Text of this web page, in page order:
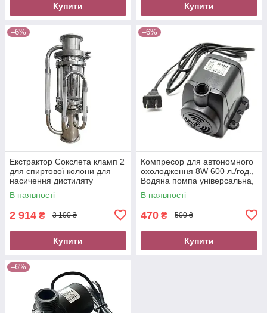
Купити Купити
–6%
Екстрактор Сокслета кламп 2
для спиртової колони для
насичення дистиляту
ароматом
В наявності
2 914 ₴ 3 100 ₴
Купити
–6%
Компресор для автономного
охолодження 8W 600 л./год.,
Водяна помпа універсальна,
насос для перекачування
води
В наявності
470 ₴ 500 ₴
Купити
–6%